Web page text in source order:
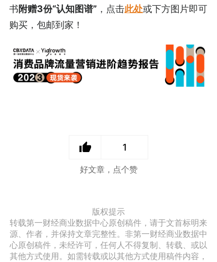
书附赠3份“认知图谱” ，点击此处或下方图片即可
购买，包邮到家！
1
好文章，点个赞
版权提示
转载第一财经商业数据中心原创稿件，请于文首标明来
源、作者，并保持文章完整性。非第一财经商业数据中
心原创稿件，未经许可，任何人不得复制、转载、或以
其他方式使用。如需转载或以其他方式使用稿件内容，